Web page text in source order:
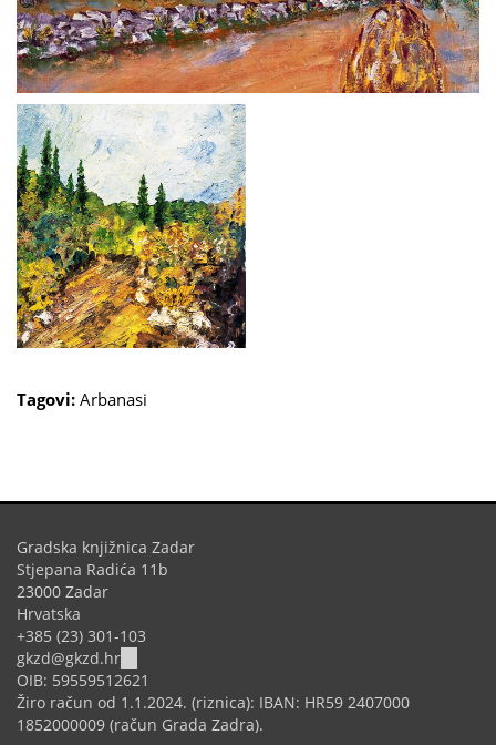
Tagovi: Arbanasi
Gradska knjižnica Zadar
Stjepana Radića 11b
23000 Zadar
Hrvatska
+385 (23) 301-103
gkzd@gkzd.hr
sends
e-
mail)
OIB: 59559512621
Žiro račun od 1.1.2024. (riznica): IBAN: HR59 2407000
1852000009 (račun Grada Zadra).